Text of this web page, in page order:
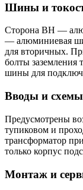
Шины и
Сторона ВН —
— алюминиевая
для вторичных.
болты заземления
шины для
Вводы и
Предусмотрены
тупиковом и
трансформатор
только корпус
Монтаж и